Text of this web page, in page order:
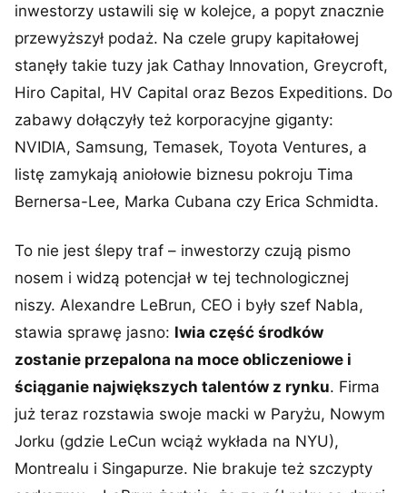
inwestorzy ustawili się w kolejce, a popyt znacznie
przewyższył podaż. Na czele grupy kapitałowej
stanęły takie tuzy jak Cathay Innovation, Greycroft,
Hiro Capital, HV Capital oraz Bezos Expeditions. Do
zabawy dołączyły też korporacyjne giganty:
NVIDIA, Samsung, Temasek, Toyota Ventures, a
listę zamykają aniołowie biznesu pokroju Tima
Bernersa-Lee, Marka Cubana czy Erica Schmidta.
To nie jest ślepy traf – inwestorzy czują pismo
nosem i widzą potencjał w tej technologicznej
niszy. Alexandre LeBrun, CEO i były szef Nabla,
stawia sprawę jasno: lwia część środków
zostanie przepalona na moce obliczeniowe i
ściąganie największych talentów z rynku. Firma
już teraz rozstawia swoje macki w Paryżu, Nowym
Jorku (gdzie LeCun wciąż wykłada na NYU),
Montrealu i Singapurze. Nie brakuje też szczypty